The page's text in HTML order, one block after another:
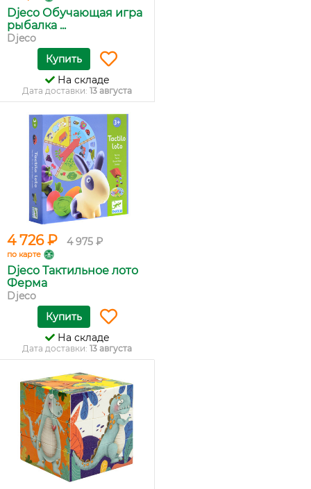
Djeco Обучающая игра
рыбалка ...
Djeco
Купить
На складе
Дата доставки: 13 августа
4 726 ₽ 4 975 ₽
по карте
Djeco Тактильное лото
Ферма
Djeco
Купить
На складе
Дата доставки: 13 августа